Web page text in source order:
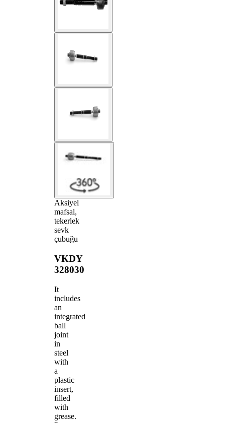
Aksiyel
mafsal,
tekerlek
sevk
çubuğu
VKDY
328030
It
includes
an
integrated
ball
joint
in
steel
with
a
plastic
insert,
filled
with
grease.